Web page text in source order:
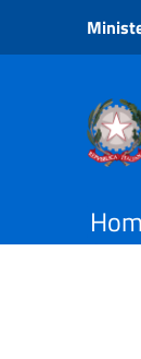
Vai ai
Vai al